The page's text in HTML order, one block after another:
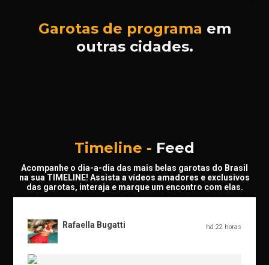
Garotas de programa em
outras cidades.
Timeline - Feed
Acompanhe o dia-a-dia das mais belas garotas do Brasil
na sua TIMELINE! Assista a vídeos amadores e exclusivos
das garotas, interaja e marque um encontro com elas.
Rafaella Bugatti há 22 horas